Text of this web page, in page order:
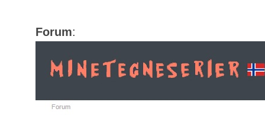
Forum: